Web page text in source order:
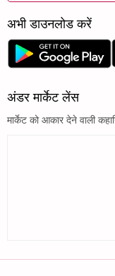
अभी डाउनलोड करें
अंडर मार्केट लेंस
मार्केट को आकार देने वाली